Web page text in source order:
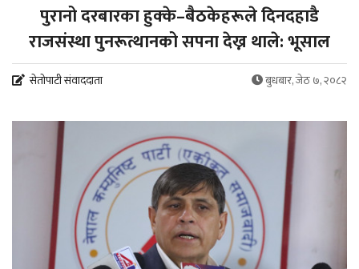
पुरानो दरबारका हुक्के–बैठकेहरूले दिनदहाडै
राजसंस्था पुनरूत्थानको सपना देख्न थाले: भूसाल
सेतोपाटी संवाददाता बुधबार, जेठ ७, २०८२